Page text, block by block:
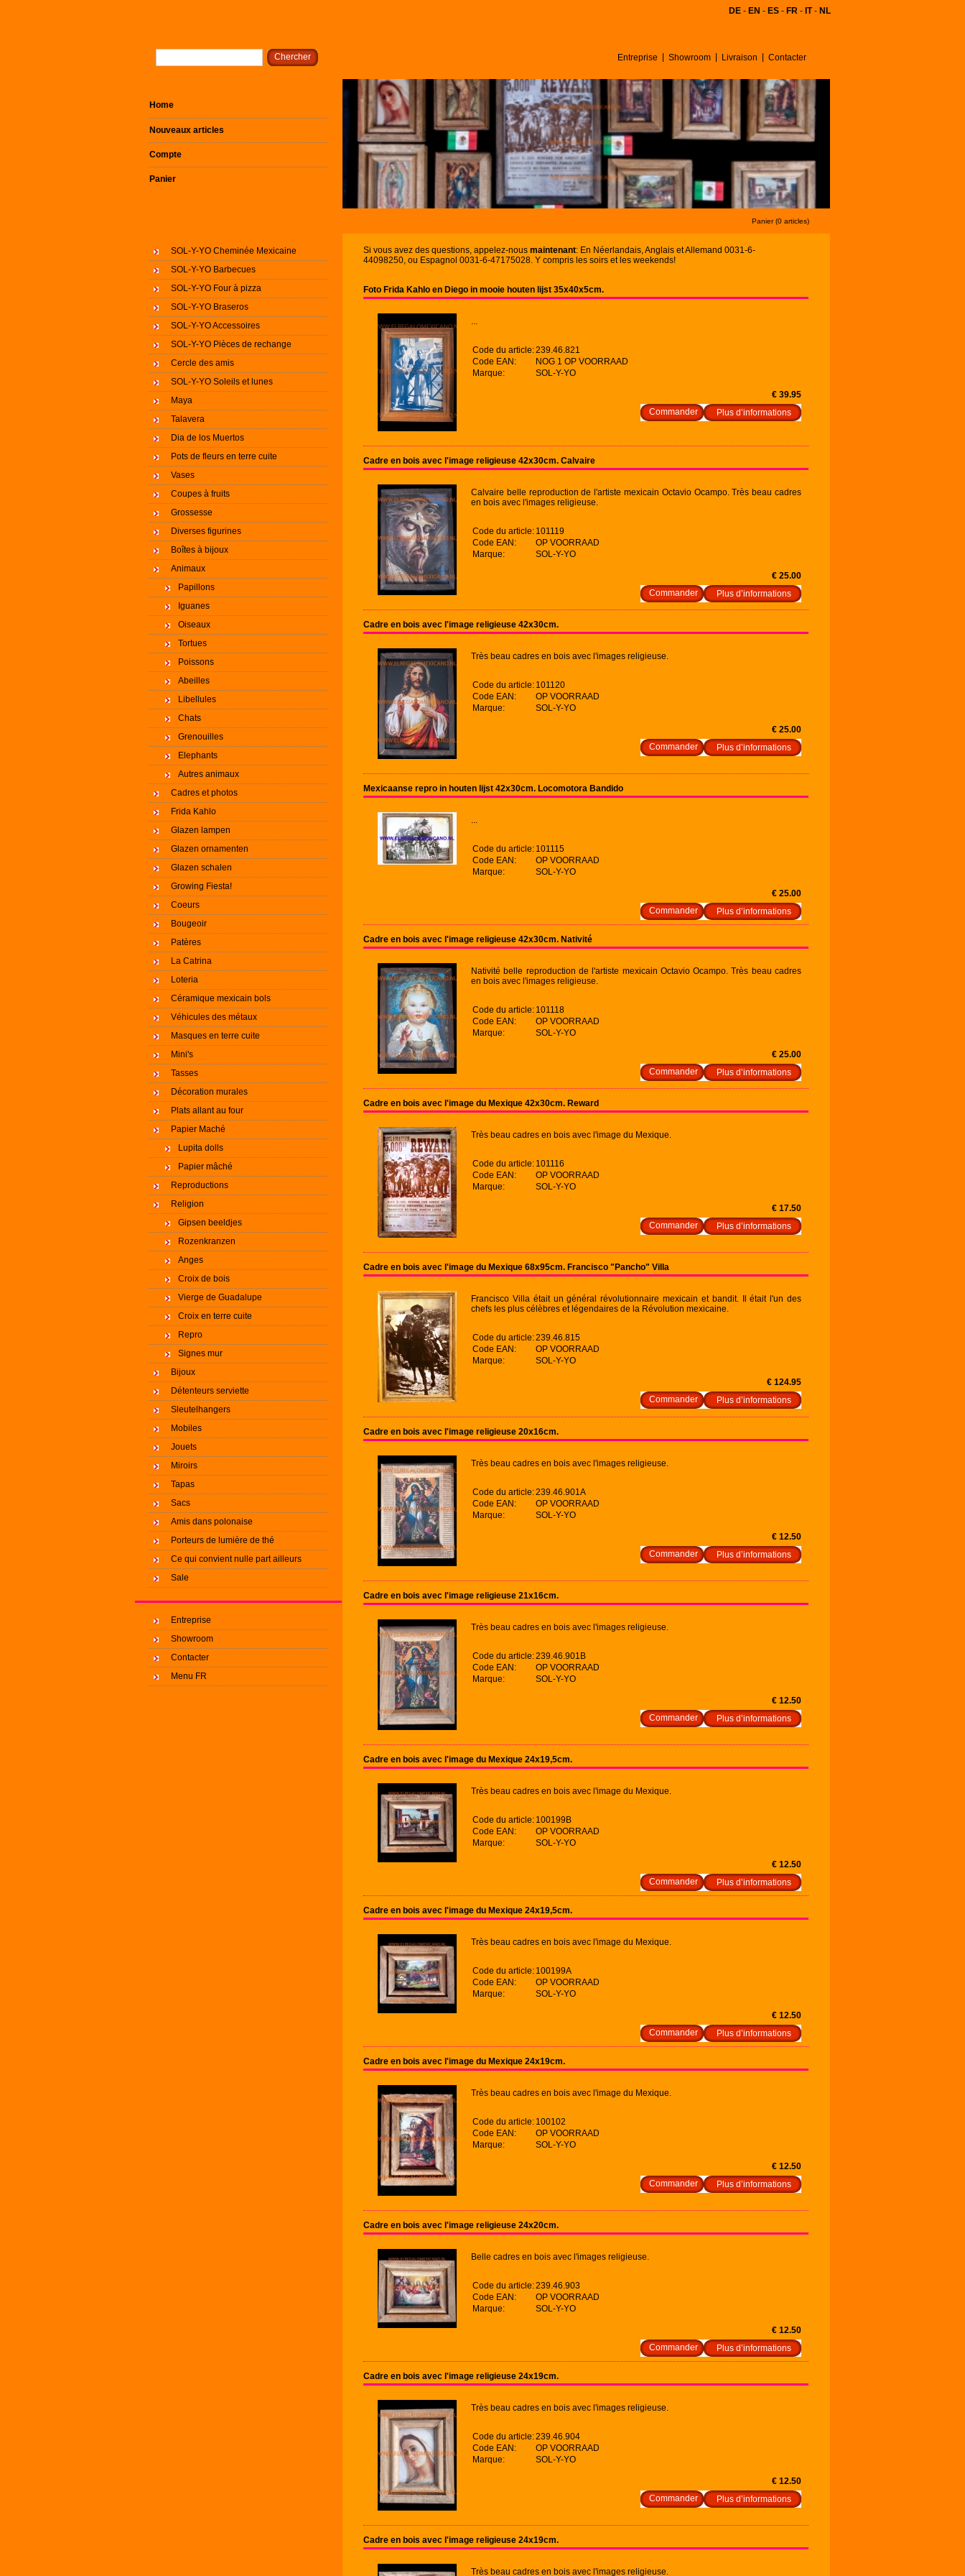
DE - EN - ES - FR - IT- NL
Entreprise Showroom Livraison Contacter
Home
Nouveaux articles
Compte
Panier
Panier (0 articles)
SOL-Y-YO Cheminée Mexicaine
SOL-Y-YO Barbecues
SOL-Y-YO Four à pizza
SOL-Y-YO Braseros
SOL-Y-YO Accessoires
SOL-Y-YO Pièces de rechange
Cercle des amis
SOL-Y-YO Soleils et lunes
Maya
Talavera
Dia de los Muertos
Pots de fleurs en terre cuite
Vases
Coupes à fruits
Grossesse
Diverses figurines
Boîtes à bijoux
Animaux
Papillons
Iguanes
Oiseaux
Tortues
Poissons
Abeilles
Libellules
Chats
Grenouilles
Elephants
Autres animaux
Cadres et photos
Frida Kahlo
Glazen lampen
Glazen ornamenten
Glazen schalen
Growing Fiesta!
Coeurs
Bougeoir
Patères
La Catrina
Loteria
Céramique mexicain bols
Véhicules des métaux
Masques en terre cuite
Mini's
Tasses
Décoration murales
Plats allant au four
Papier Maché
Lupita dolls
Papier mâché
Reproductions
Religion
Gipsen beeldjes
Rozenkranzen
Anges
Croix de bois
Vierge de Guadalupe
Croix en terre cuite
Repro
Signes mur
Bijoux
Détenteurs serviette
Sleutelhangers
Mobiles
Jouets
Miroirs
Tapas
Sacs
Amis dans polonaise
Porteurs de lumière de thé
Ce qui convient nulle part ailleurs
Sale
Entreprise
Showroom
Contacter
Menu FR
Si vous avez des questions, appelez-nous maintenant: En Néerlandais, Anglais et Allemand 0031-6-
44098250, ou Espagnol 0031-6-47175028. Y compris les soirs et les weekends!
Foto Frida Kahlo en Diego in mooie houten lijst 35x40x5cm.
...
Code du article:239.46.821
Code EAN:
NOG 1 OP VOORRAAD
Marque:
SOL-Y-YO
€ 39.95
Plus d’informations
Cadre en bois avec l'image religieuse 42x30cm. Calvaire
Calvaire belle reproduction de l'artiste mexicain Octavio Ocampo. Très beau cadres
en bois avec l'images religieuse.
Code du article: 101119
Code EAN:
OP VOORRAAD
Marque:
SOL-Y-YO
€ 25.00
Plus d’informations
Cadre en bois avec l'image religieuse 42x30cm.
Très beau cadres en bois avec l'images religieuse.
Code du article: 101120
Code EAN:
OP VOORRAAD
Marque:
SOL-Y-YO
€ 25.00
Plus d’informations
Mexicaanse repro in houten lijst 42x30cm. Locomotora Bandido
...
Code du article: 101115
Code EAN:
OP VOORRAAD
Marque:
SOL-Y-YO
€ 25.00
Plus d’informations
Cadre en bois avec l'image religieuse 42x30cm. Nativité
Nativité belle reproduction de l'artiste mexicain Octavio Ocampo. Très beau cadres
en bois avec l'images religieuse.
Code du article: 101118
Code EAN:
OP VOORRAAD
Marque:
SOL-Y-YO
€ 25.00
Plus d’informations
Cadre en bois avec l'image du Mexique 42x30cm. Reward
Très beau cadres en bois avec l'image du Mexique.
Code du article: 101116
Code EAN:
OP VOORRAAD
Marque:
SOL-Y-YO
€ 17.50
Plus d’informations
Cadre en bois avec l'image du Mexique 68x95cm. Francisco "Pancho" Villa
Francisco Villa était un général révolutionnaire mexicain et bandit. Il était l'un des
chefs les plus célèbres et légendaires de la Révolution mexicaine.
Code du article:239.46.815
Code EAN:
OP VOORRAAD
Marque:
SOL-Y-YO
€ 124.95
Plus d’informations
Cadre en bois avec l'image religieuse 20x16cm.
Très beau cadres en bois avec l'images religieuse.
Code du article:239.46.901A
Code EAN:
OP VOORRAAD
Marque:
SOL-Y-YO
€ 12.50
Plus d’informations
Cadre en bois avec l'image religieuse 21x16cm.
Très beau cadres en bois avec l'images religieuse.
Code du article:239.46.901B
Code EAN:
OP VOORRAAD
Marque:
SOL-Y-YO
€ 12.50
Plus d’informations
Cadre en bois avec l'image du Mexique 24x19,5cm.
Très beau cadres en bois avec l'image du Mexique.
Code du article: 100199B
Code EAN:
OP VOORRAAD
Marque:
SOL-Y-YO
€ 12.50
Plus d’informations
Cadre en bois avec l'image du Mexique 24x19,5cm.
Très beau cadres en bois avec l'image du Mexique.
Code du article: 100199A
Code EAN:
OP VOORRAAD
Marque:
SOL-Y-YO
€ 12.50
Plus d’informations
Cadre en bois avec l'image du Mexique 24x19cm.
Très beau cadres en bois avec l'image du Mexique.
Code du article: 100102
Code EAN:
OP VOORRAAD
Marque:
SOL-Y-YO
€ 12.50
Plus d’informations
Cadre en bois avec l'image religieuse 24x20cm.
Belle cadres en bois avec l'images religieuse.
Code du article:239.46.903
Code EAN:
OP VOORRAAD
Marque:
SOL-Y-YO
€ 12.50
Plus d’informations
Cadre en bois avec l'image religieuse 24x19cm.
Très beau cadres en bois avec l'images religieuse.
Code du article:239.46.904
Code EAN:
OP VOORRAAD
Marque:
SOL-Y-YO
€ 12.50
Plus d’informations
Cadre en bois avec l'image religieuse 24x19cm.
Très beau cadres en bois avec l'images religieuse.